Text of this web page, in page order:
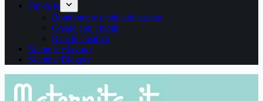
Fai da te
Bomboniere e biglietti nascita
Creare con i bimbi
Riciclo creativo
Mamme e lavoro
Mamme Blogger